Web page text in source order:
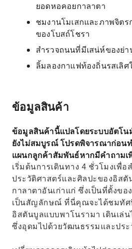
ยอดหอคอยกาลาตา
ชมงานโมเสกและภาพจิตร
ของโบสถ์โชรา
สำรวจถนนที่มีเสน่ห์ของย่
ลิ้มลองกาแฟท้องถิ่นรสเลิ
ข้อมูลสินค้า
ข้อมูลสินค้านี้แปลโดยระบบอัตโ
ยังไม่สมบูรณ์ โปรดพิจารณาก่อน
แผนกลูกค้าสัมพันธ์หากมีคำถามเ
เริ่มต้นการเดินทาง 4 ชั่วโมงเพื่
ประวัติศาสตร์และศิลปะของอิสตั
กาลาตาอันเก่าแก่ ซึ่งเป็นที่ตั้งข
เป็นสัญลักษณ์ ที่นี่คุณจะได้ชมทัศ
อิสตันบูลแบบพาโนรามา เดินเล่
ซึ่งอุดมไปด้วยวัฒนธรรมและประ